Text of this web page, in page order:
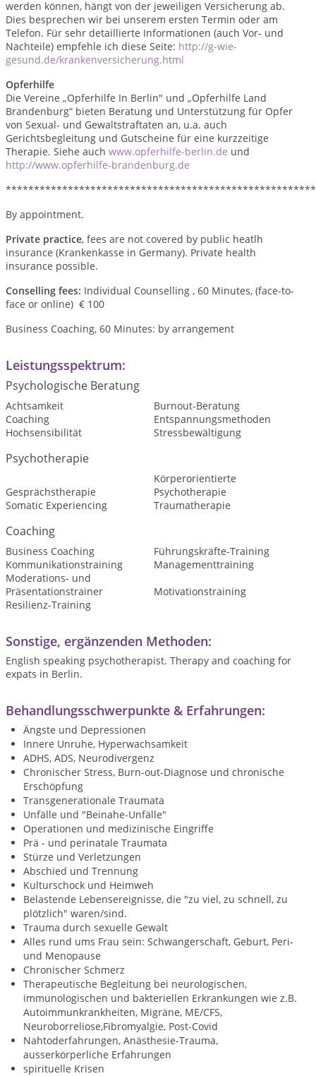
werden können, hängt von der jeweiligen Versicherung ab.
Dies besprechen wir bei unserem ersten Termin oder am
Telefon. Für sehr detaillierte Informationen (auch Vor- und
Nachteile) empfehle ich diese Seite: http://g-wie-
gesund.de/krankenversicherung.html
Opferhilfe
Die Vereine „Opferhilfe In Berlin" und „Opferhilfe Land
Brandenburg“ bieten Beratung und Unterstützung für Opfer
von Sexual- und Gewaltstraftaten an, u.a. auch
Gerichtsbegleitung und Gutscheine für eine kurzzeitige
Therapie. Siehe auch www.opferhilfe-berlin.de und
http://www.opferhilfe-brandenburg.de
By appointment.
Private practice, fees are not covered by public heatlh
insurance (Krankenkasse in Germany). Private health
insurance possible.
Conselling fees: Individual Counselling , 60 Minutes, (face-to-
face or online) € 100
Business Coaching, 60 Minutes: by arrangement
Leistungsspektrum:
Psychologische Beratung
Achtsamkeit
Burnout-Beratung
Coaching
Entspannungsmethoden
Hochsensibilität
Stressbewältigung
Psychotherapie
Gesprächstherapie
Körperorientierte
Psychotherapie
Somatic Experiencing
Traumatherapie
Coaching
Business Coaching
Führungskräfte-Training
Kommunikationstraining
Managementtraining
Moderations- und
Präsentationstrainer
Motivationstraining
Resilienz-Training
Sonstige, ergänzenden Methoden:
English speaking psychotherapist. Therapy and coaching for
expats in Berlin.
Behandlungsschwerpunkte & Erfahrungen:
Ängste und Depressionen
Innere Unruhe, Hyperwachsamkeit
ADHS, ADS, Neurodivergenz
Chronischer Stress, Burn-out-Diagnose und chronische
Erschöpfung
Transgenerationale Traumata
Unfälle und "Beinahe-Unfälle"
Operationen und medizinische Eingriffe
Prä - und perinatale Traumata
Stürze und Verletzungen
Abschied und Trennung
Kulturschock und Heimweh
Belastende Lebensereignisse, die "zu viel, zu schnell, zu
plötzlich" waren/sind.
Trauma durch sexuelle Gewalt
Alles rund ums Frau sein: Schwangerschaft, Geburt, Peri-
und Menopause
Chronischer Schmerz
Therapeutische Begleitung bei neurologischen,
immunologischen und bakteriellen Erkrankungen wie z.B.
Autoimmunkrankheiten, Migräne, ME/CFS,
Neuroborreliose,Fibromyalgie, Post-Covid
Nahtoderfahrungen, Anästhesie-Trauma,
ausserkörperliche Erfahrungen
spirituelle Krisen